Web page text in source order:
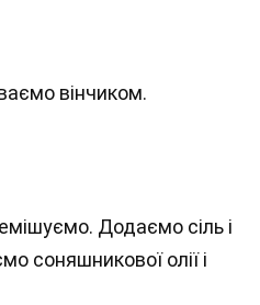
вінчиком.
Додаємо сіль і
соняшникової олії і